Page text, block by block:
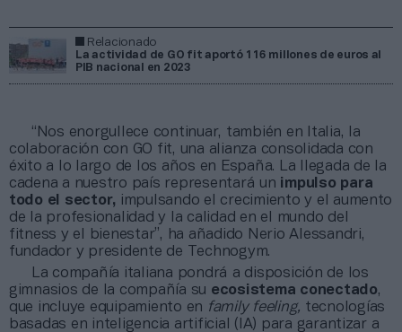
Relacionado
La actividad de GO fit aportó 116 millones de euros al
PIB nacional en 2023
“Nos enorgullece continuar, también en Italia, la
colaboración con GO fit, una alianza consolidada con
éxito a lo largo de los años en España. La llegada de la
cadena a nuestro país representará un impulso para
todo el sector, impulsando el crecimiento y el aumento
de la profesionalidad y la calidad en el mundo del
fitness y el bienestar”, ha añadido Nerio Alessandri,
fundador y presidente de Technogym.
La compañía italiana pondrá a disposición de los
gimnasios de la compañía su ecosistema conectado,
que incluye equipamiento en family feeling, tecnologías
basadas en inteligencia artificial (IA) para garantizar a